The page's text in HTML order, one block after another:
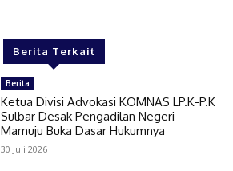
Berita Terkait
Berita
Ketua Divisi Advokasi KOMNAS LP.K-P.K
Sulbar Desak Pengadilan Negeri
Mamuju Buka Dasar Hukumnya
30 Juli 2026